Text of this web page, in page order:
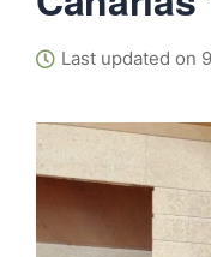
Last updated on